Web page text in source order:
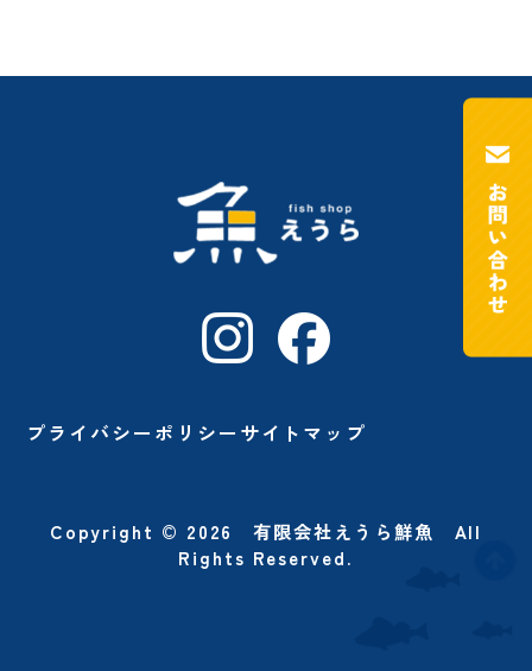
プライバシーポリシー サイトマップ
Copyright © 2026有限会社えうら鮮魚 All
Rights Reserved.